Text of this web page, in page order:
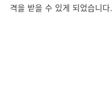
격을 받을 수 있게 되었습니다.